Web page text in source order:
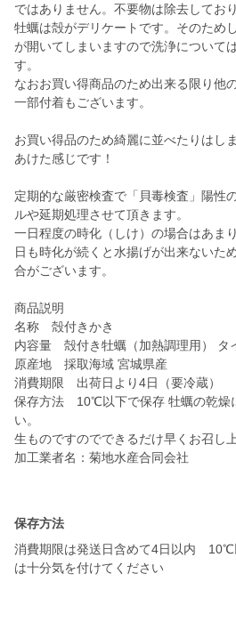
ではありません。不要物は除去してお
牡蠣は殻がデリケートです。そのため
が開いてしまいますので洗浄について
す。
なおお買い得商品のため出来る限り他
一部付着もございます。
お買い得品のため綺麗に並べたりはし
あけた感じです！
定期的な厳密検査で「貝毒検査」陽性
ルや延期処理させて頂きます。
一日程度の時化（しけ）の場合はあま
日も時化が続くと水揚げが出来ないた
合がございます。
商品説明
名称 殻付きかき
内容量 殻付き牡蠣（加熱調理用） タ
原産地 採取海域 宮城県産
消費期限 出荷日より4日（要冷蔵）
保存方法 10℃以下で保存 牡蠣の乾燥
い。
生ものですのでできるだけ早くお召し
加工業者名：菊地水産合同会社
保存方法
消費期限は発送日含めて4日以内
は十分気を付けてください